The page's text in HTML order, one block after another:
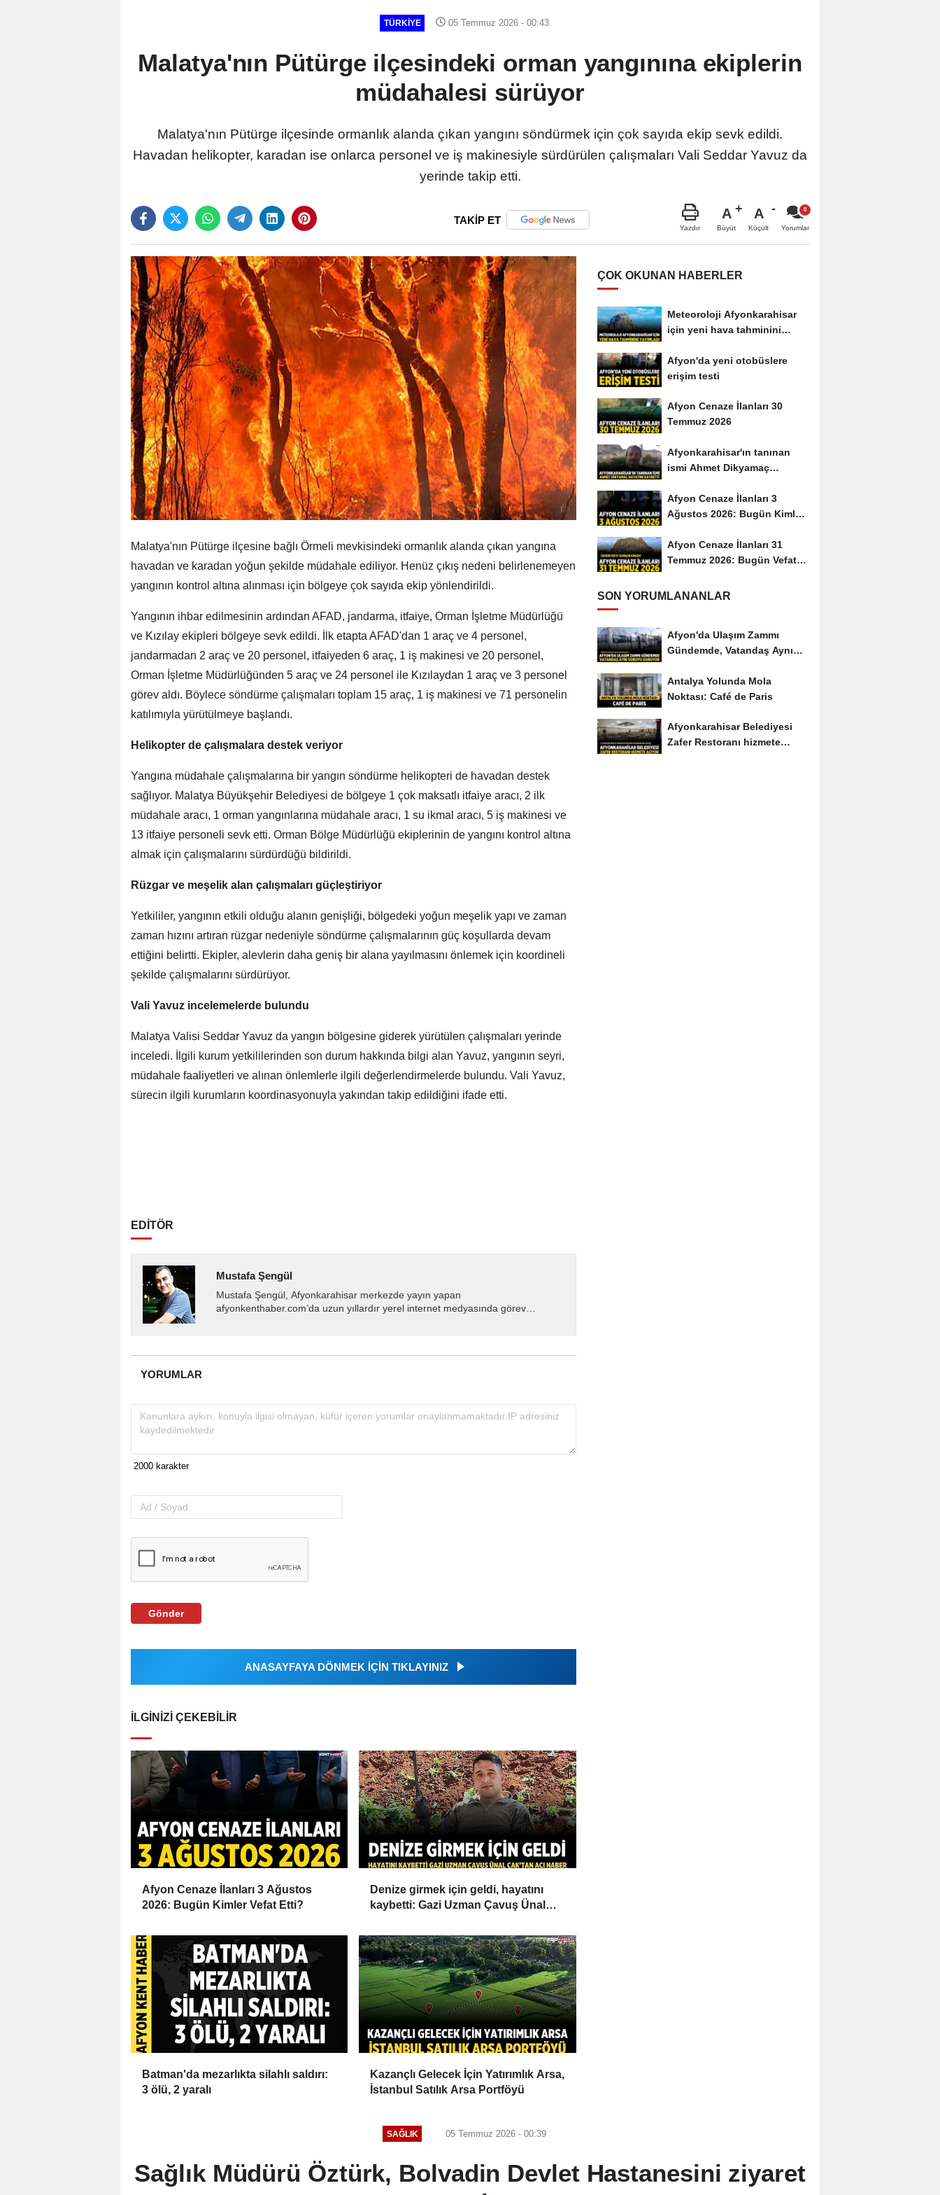
TÜRKIYE 05 Temmuz 2026 - 00:43
Malatya'nın Pütürge ilçesindeki orman yangınına ekiplerin
müdahalesi sürüyor
Malatya'nın Pütürge ilçesinde ormanlık alanda çıkan yangını söndürmek için çok sayıda ekip sevk edildi.
Havadan helikopter, karadan ise onlarca personel ve iş makinesiyle sürdürülen çalışmaları Vali Seddar Yavuz da
yerinde takip etti.
TAKİP ET
Yazdır
A
Büyüt
A
Küçült Yorumlar
Malatya'nın Pütürge ilçesine bağlı Örmeli mevkisindeki ormanlık alanda çıkan yangına
havadan ve karadan yoğun şekilde müdahale ediliyor. Henüz çıkış nedeni belirlenemeyen
yangının kontrol altına alınması için bölgeye çok sayıda ekip yönlendirildi.
Yangının ihbar edilmesinin ardından AFAD, jandarma, itfaiye, Orman İşletme Müdürlüğü
ve Kızılay ekipleri bölgeye sevk edildi. İlk etapta AFAD'dan 1 araç ve 4 personel,
jandarmadan 2 araç ve 20 personel, itfaiyeden 6 araç, 1 iş makinesi ve 20 personel,
Orman İşletme Müdürlüğünden 5 araç ve 24 personel ile Kızılaydan 1 araç ve 3 personel
görev aldı. Böylece söndürme çalışmaları toplam 15 araç, 1 iş makinesi ve 71 personelin
katılımıyla yürütülmeye başlandı.
Helikopter de çalışmalara destek veriyor
Yangına müdahale çalışmalarına bir yangın söndürme helikopteri de havadan destek
sağlıyor. Malatya Büyükşehir Belediyesi de bölgeye 1 çok maksatlı itfaiye aracı, 2 ilk
müdahale aracı, 1 orman yangınlarına müdahale aracı, 1 su ikmal aracı, 5 iş makinesi ve
13 itfaiye personeli sevk etti. Orman Bölge Müdürlüğü ekiplerinin de yangını kontrol altına
almak için çalışmalarını sürdürdüğü bildirildi.
Rüzgar ve meşelik alan çalışmaları güçleştiriyor
Yetkililer, yangının etkili olduğu alanın genişliği, bölgedeki yoğun meşelik yapı ve zaman
zaman hızını artıran rüzgar nedeniyle söndürme çalışmalarının güç koşullarda devam
ettiğini belirtti. Ekipler, alevlerin daha geniş bir alana yayılmasını önlemek için koordineli
şekilde çalışmalarını sürdürüyor.
Vali Yavuz incelemelerde bulundu
Malatya Valisi Seddar Yavuz da yangın bölgesine giderek yürütülen çalışmaları yerinde
inceledi. İlgili kurum yetkililerinden son durum hakkında bilgi alan Yavuz, yangının seyri,
müdahale faaliyetleri ve alınan önlemlerle ilgili değerlendirmelerde bulundu. Vali Yavuz,
sürecin ilgili kurumların koordinasyonuyla yakından takip edildiğini ifade etti.
EDİTÖR
Mustafa Şengül
Mustafa Şengül, Afyonkarahisar merkezde yayın yapan
afyonkenthaber.com’da uzun yıllardır yerel internet medyasında görev
YORUMLAR
Gönder
ANASAYFAYA DÖNMEK İÇİN TIKLAYINIZ
İLGINIZI ÇEKEBILIR
Afyon Cenaze İlanları 3 Ağustos
2026: Bugün Kimler Vefat Etti?
Denize girmek için geldi, hayatını
kaybetti: Gazi Uzman Çavuş Ünal
Batman'da mezarlıkta silahlı saldırı:
3 ölü, 2 yaralı
Kazançlı Gelecek İçin Yatırımlık Arsa,
İstanbul Satılık Arsa Portföyü
ÇOK OKUNAN HABERLER
Meteoroloji Afyonkarahisar
için yeni hava tahminini
Afyon'da yeni otobüslere
erişim testi
Afyon Cenaze İlanları 30
Temmuz 2026
Afyonkarahisar'ın tanınan
ismi Ahmet Dikyamaç
Afyon Cenaze İlanları 3
Ağustos 2026: Bugün Kimler
Afyon Cenaze İlanları 31
Temmuz 2026: Bugün Vefat
SON YORUMLANANLAR
Afyon'da Ulaşım Zammı
Gündemde, Vatandaş Aynı
Antalya Yolunda Mola
Noktası: Café de Paris
Afyonkarahisar Belediyesi
Zafer Restoranı hizmete
SAĞLIK 05 Temmuz 2026 - 00:39
Sağlık Müdürü Öztürk, Bolvadin Devlet Hastanesini ziyaret